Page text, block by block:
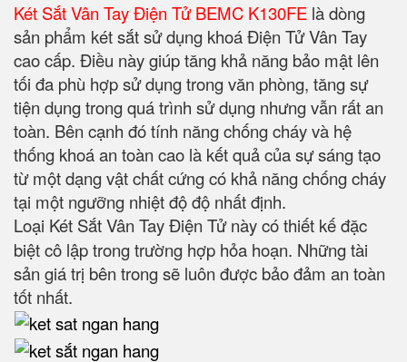
Két Sắt Vân Tay Điện Tử BEMC K130FE là dòng
sản phẩm két sắt sử dụng khoá Điện Tử Vân Tay
cao cấp. Điều này giúp tăng khả năng bảo mật lên
tối đa phù hợp sử dụng trong văn phòng, tăng sự
tiện dụng trong quá trình sử dụng nhưng vẫn rất an
toàn. Bên cạnh đó tính năng chống cháy và hệ
thống khoá an toàn cao là kết quả của sự sáng tạo
từ một dạng vật chất cứng có khả năng chống cháy
tại một ngưỡng nhiệt độ độ nhất định.
Loại Két Sắt Vân Tay Điện Tử này có thiết kế đặc
biệt cô lập trong trường hợp hỏa hoạn. Những tài
sản giá trị bên trong sẽ luôn được bảo đảm an toàn
tốt nhất.